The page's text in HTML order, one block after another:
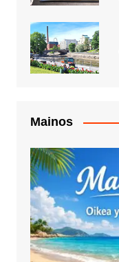
Mainos